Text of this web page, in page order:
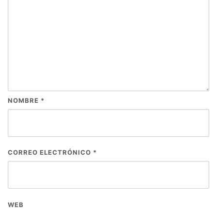
NOMBRE *
CORREO ELECTRÓNICO *
WEB